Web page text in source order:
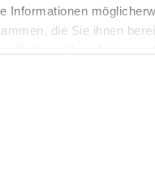
Informationen
die Sie ihnen
und genutzt
fortschrittliche,
zurückzuspielen.